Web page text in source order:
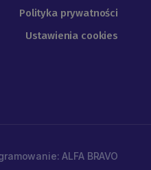
Polityka prywatności
Ustawienia cookies
ALFA BRAVO